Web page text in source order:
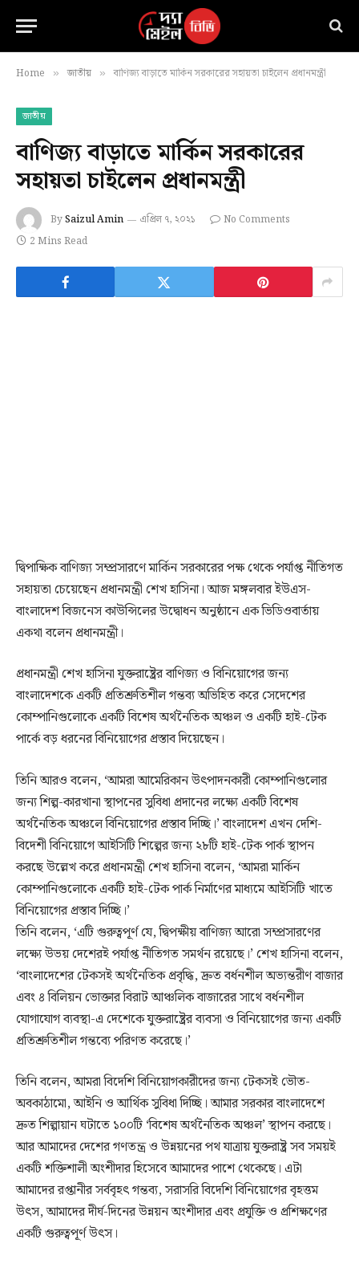
Home » জাতীয় » বাণিজ্য বাড়াতে মার্কিন সরকারের সহায়তা চাইলেন প্রধানমন্ত্রী
জাতীয়
বাণিজ্য বাড়াতে মার্কিন সরকারের
সহায়তা চাইলেন প্রধানমন্ত্রী
BySaizul Amin এপ্রিল ৭, ২০২১
No Comments
2 Mins Read
দ্বিপাক্ষিক বাণিজ্য সম্প্রসারণে মার্কিন সরকারের পক্ষ থেকে পর্যাপ্ত নীতিগত
সহায়তা চেয়েছেন প্রধানমন্ত্রী শেখ হাসিনা। আজ মঙ্গলবার ইউএস-
বাংলাদেশ বিজনেস কাউন্সিলের উদ্বোধন অনুষ্ঠানে এক ভিডিওবার্তায়
একথা বলেন প্রধানমন্ত্রী।
প্রধানমন্ত্রী শেখ হাসিনা যুক্তরাষ্ট্রের বাণিজ্য ও বিনিয়োগের জন্য
বাংলাদেশকে একটি প্রতিশ্রুতিশীল গন্তব্য অভিহিত করে সেদেশের
কোম্পানিগুলোকে একটি বিশেষ অর্থনৈতিক অঞ্চল ও একটি হাই-টেক
পার্কে বড় ধরনের বিনিয়োগের প্রস্তাব দিয়েছেন।
তিনি আরও বলেন, ‘আমরা আমেরিকান উৎপাদনকারী কোম্পানিগুলোর
জন্য শিল্প-কারখানা স্থাপনের সুবিধা প্রদানের লক্ষ্যে একটি বিশেষ
অর্থনৈতিক অঞ্চলে বিনিয়োগের প্রস্তাব দিচ্ছি।’ বাংলাদেশ এখন দেশি-
বিদেশী বিনিয়োগে আইসিটি শিল্পের জন্য ২৮টি হাই-টেক পার্ক স্থাপন
করছে উল্লেখ করে প্রধানমন্ত্রী শেখ হাসিনা বলেন, ‘আমরা মার্কিন
কোম্পানিগুলোকে একটি হাই-টেক পার্ক নির্মাণের মাধ্যমে আইসিটি খাতে
বিনিয়োগের প্রস্তাব দিচ্ছি।’
তিনি বলেন, ‘এটি গুরুত্বপূর্ণ যে, দ্বিপক্ষীয় বাণিজ্য আরো সম্প্রসারণের
লক্ষ্যে উভয় দেশেরই পর্যাপ্ত নীতিগত সমর্থন রয়েছে।’ শেখ হাসিনা বলেন,
‘বাংলাদেশের টেকসই অর্থনৈতিক প্রবৃদ্ধি, দ্রুত বর্ধনশীল অভ্যন্তরীণ বাজার
এবং ৪ বিলিয়ন ভোক্তার বিরাট আঞ্চলিক বাজারের সাথে বর্ধনশীল
যোগাযোগ ব্যবস্থা-এ দেশেকে যুক্তরাষ্ট্রের ব্যবসা ও বিনিয়োগের জন্য একটি
প্রতিশ্রুতিশীল গন্তব্যে পরিণত করেছে।’
তিনি বলেন, আমরা বিদেশি বিনিয়োগকারীদের জন্য টেকসই ভৌত-
অবকাঠামো, আইনি ও আর্থিক সুবিধা দিচ্ছি। আমার সরকার বাংলাদেশে
দ্রুত শিল্পায়ান ঘটাতে ১০০টি ‘বিশেষ অর্থনৈতিক অঞ্চল’ স্থাপন করছে।
আর আমাদের দেশের গণতন্ত্র ও উন্নয়নের পথ যাত্রায় যুক্তরাষ্ট্র সব সময়ই
একটি শক্তিশালী অংশীদার হিসেবে আমাদের পাশে থেকেছে। এটা
আমাদের রপ্তানীর সর্ববৃহৎ গন্তব্য, সরাসরি বিদেশি বিনিয়োগের বৃহত্তম
উৎস, আমাদের দীর্ঘ-দিনের উন্নয়ন অংশীদার এবং প্রযুক্তি ও প্রশিক্ষণের
একটি গুরুত্বপূর্ণ উৎস।